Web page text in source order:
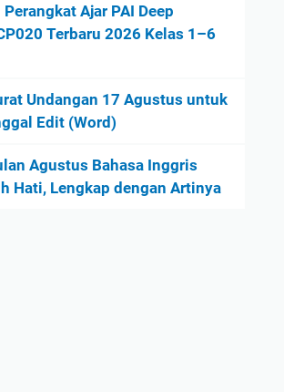
Ajar PAI Deep
Terbaru 2026 Kelas 1–6
Undangan 17 Agustus untuk
Edit (Word)
Agustus Bahasa Inggris
Hati, Lengkap dengan Artinya